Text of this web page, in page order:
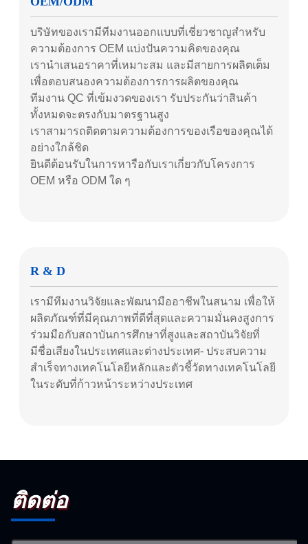
บริษัทของเรามีทีมงานออกแบบที่เชี่ยวชาญสําหรับ
ความต้องการ OEM แบ่งปันความคิดของคุณ
เรานําเสนอราคาที่เหมาะสม และมีสายการผลิตเต็ม
เพื่อตอบสนองความต้องการการผลิตของคุณ
ทีมงาน QC ที่เข้มงวดของเรา รับประกันว่าสินค้า
ทั้งหมดจะตรงกับมาตรฐานสูง
เราสามารถติดตามความต้องการของเรือของคุณได้
อย่างใกล้ชิด
ยินดีต้อนรับในการหารือกับเราเกี่ยวกับโครงการ
OEM หรือ ODM ใด ๆ
R & D
เรามีทีมงานวิจัยและพัฒนามืออาชีพในสนาม เพื่อให้
ผลิตภัณฑ์ที่มีคุณภาพที่ดีที่สุดและความมั่นคงสูงการ
ร่วมมือกับสถาบันการศึกษาที่สูงและสถาบันวิจัยที่
มีชื่อเสียงในประเทศและต่างประเทศ- ประสบความ
สําเร็จทางเทคโนโลยีหลักและตัวชี้วัดทางเทคโนโลยี
ในระดับที่ก้าวหน้าระหว่างประเทศ
ติดต่อ